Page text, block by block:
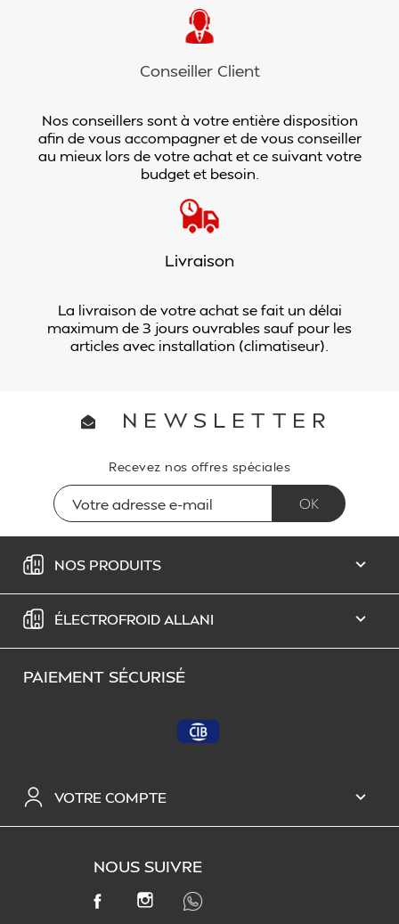
Conseiller Client
Nos conseillers sont à votre entière disposition
afin de vous accompagner et de vous conseiller
au mieux lors de votre achat et ce suivant votre
budget et besoin.
Livraison
La livraison de votre achat se fait un délai
maximum de 3 jours ouvrables sauf pour les
articles avec installation (climatiseur).
NEWSLETTER
Recevez nos offres spéciales
NOS PRODUITS 
ÉLECTROFROID ALLANI 
PAIEMENT SÉCURISÉ
VOTRE COMPTE 
NOUS SUIVRE
FACEBOOKINSTAGRAM